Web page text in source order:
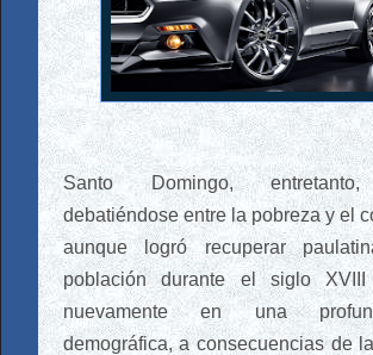
Santo Domingo,
debatiéndose entre la pobreza y el
aunque logró recuperar
población durante el siglo
nuevamente en una
demográfica, a consecuencias de